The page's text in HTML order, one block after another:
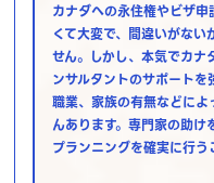
カナダへの永住権やビザ
くて大変で、間違いがな
せん。しかし、本気でカナ
ンサルタントのサポートを
職業、家族の有無などによ
んあります。専門家の助け
プランニングを確実に行う